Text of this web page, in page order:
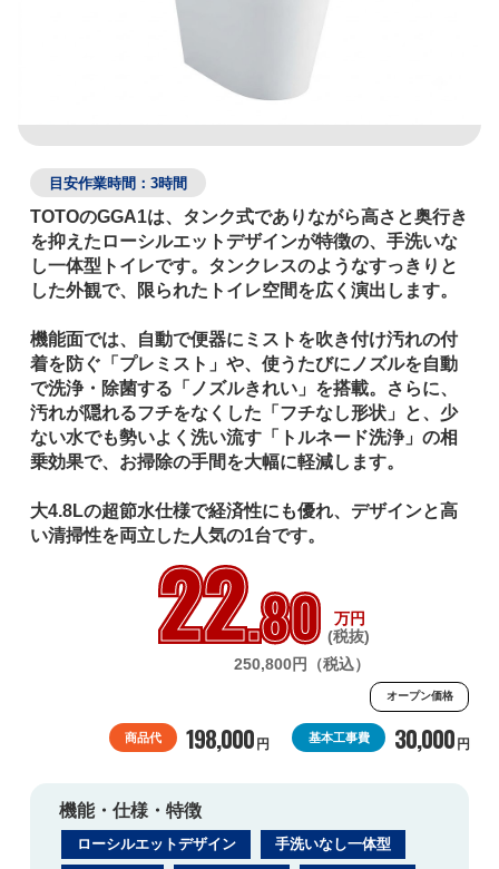
目安作業時間：3時間
TOTOのGGA1は、タンク式でありながら高さと奥行き
を抑えたローシルエットデザインが特徴の、手洗いな
し一体型トイレです。タンクレスのようなすっきりと
した外観で、限られたトイレ空間を広く演出します。
機能面では、自動で便器にミストを吹き付け汚れの付
着を防ぐ「プレミスト」や、使うたびにノズルを自動
で洗浄・除菌する「ノズルきれい」を搭載。さらに、
汚れが隠れるフチをなくした「フチなし形状」と、少
ない水でも勢いよく洗い流す「トルネード洗浄」の相
乗効果で、お掃除の手間を大幅に軽減します。
大4.8Lの超節水仕様で経済性にも優れ、デザインと高
い清掃性を両立した人気の1台です。
22.80
万円
(税抜)
250,800円（税込）
オープン価格
商品代 198,000 円 基本工事費 30,000 円
機能・仕様・特徴
ローシルエットデザイン 手洗いなし一体型